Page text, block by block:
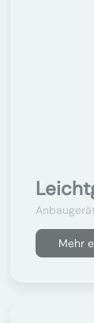
Mehr